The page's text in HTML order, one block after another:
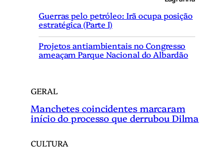
Guerras pelo petróleo: Irã ocupa posição
estratégica (Parte I)
Projetos antiambientais no Congresso
ameaçam Parque Nacional do Albardão
GERAL
Manchetes coincidentes marcaram
início do processo que derrubou Dilma
CULTURA